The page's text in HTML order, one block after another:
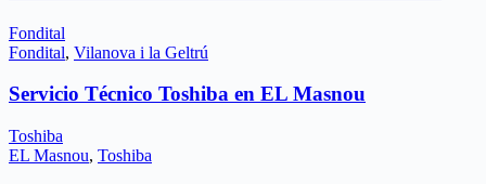
Fondital
Fondital, Vilanova i la Geltrú
Servicio Técnico Toshiba en EL Masnou
Toshiba
EL Masnou, Toshiba